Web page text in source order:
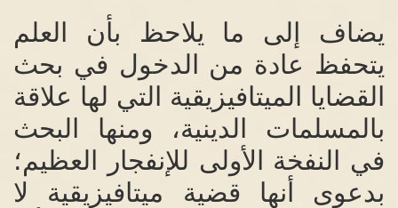
يضاف إلى ما يلاحظ بأن العلم
يتحفظ عادة من الدخول في بحث
القضايا الميتافيزيقية التي لها علاقة
بالمسلمات الدينية، ومنها البحث
في النفخة الأولى للإنفجار العظيم؛
بدعوى أنها قضية ميتافيزيقية لا